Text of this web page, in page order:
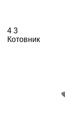
4 3
Котовник